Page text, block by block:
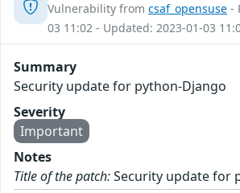
Vulnerability from csaf_opensuse -
03 11:02 - Updated: 2023-01-03
Summary
Security update for python-Django
Severity
Important
Notes
Title of the patch:Security update for